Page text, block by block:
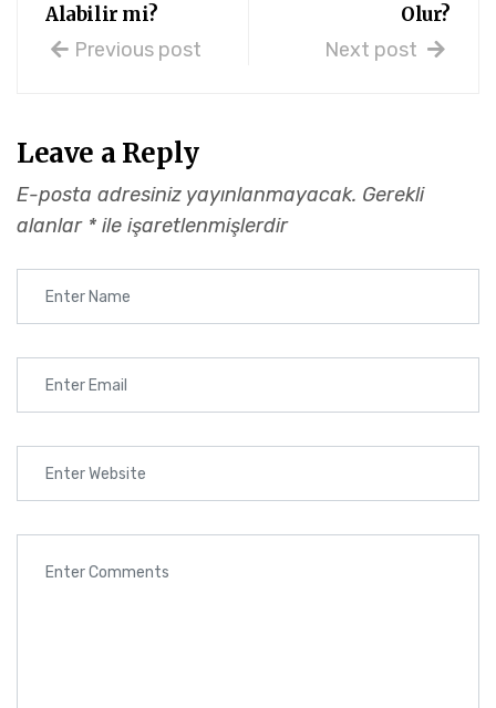
Alabilir mi?
Previous post
Olur?
Next post
Leave a Reply
E-posta adresiniz yayınlanmayacak. Gerekli
alanlar * ile işaretlenmişlerdir